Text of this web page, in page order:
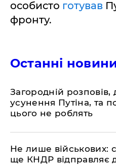
особисто готував
фронту.
Останні
Загородній
усунення Путіна, та
цього не роблять
Не лише військових:
ще КНДР відправляє